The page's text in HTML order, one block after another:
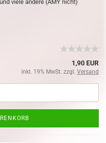
viele andere (AMY nicht)
1,90 EUR
inkl. 19% MwSt. zzgl. Versand